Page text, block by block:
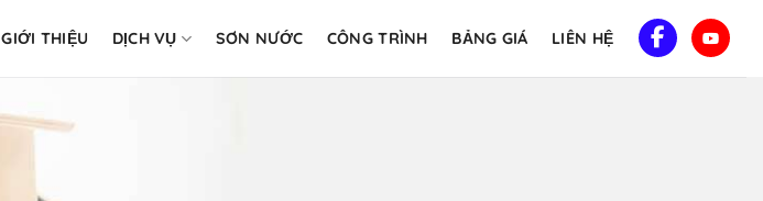
GIỚI THIỆU DỊCH VỤ SƠN NƯỚC CÔNG TRÌNH BẢNG GIÁ LIÊN HỆ